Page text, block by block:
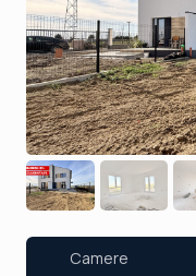
Camere